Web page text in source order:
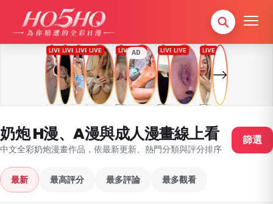
AD
奶炮 H漫、A漫與成人漫畫線上看
中文全彩奶炮漫畫作品，依最新更新、熱門分類與評分排序
篩選
最新 最高評分 最多評論 最多觀看